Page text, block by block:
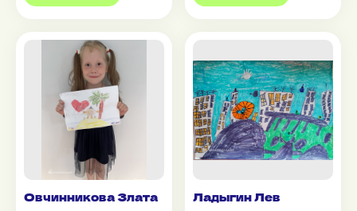
Овчинникова Злата Ладыгин Лев